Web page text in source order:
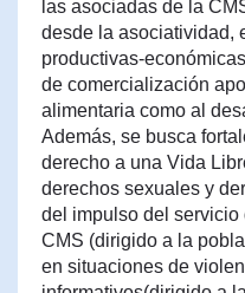
las asociadas de la
desde la asociatividad,
productivas-
de comercialización
alimentaria como al
Además, se busca
derecho a una Vida
derechos sexuales y
del impulso del servicio
CMS (dirigido a la
en situaciones de